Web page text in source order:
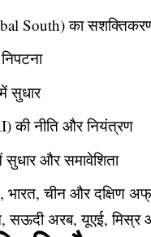
South) का
सुधार
की नीति और नियंत्रण
सुधार और समावेशिता
चीन और दक्षिण
सऊदी अरब, यूएई, मिस्र